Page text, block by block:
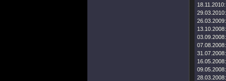
18.11.2010:
29.03.2010:
26.03.2009:
13.10.2008:
03.09.2008:
07.08.2008:
31.07.2008:
16.05.2008:
09.05.2008:
28.03.2008: